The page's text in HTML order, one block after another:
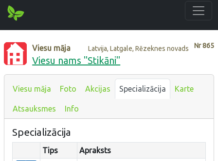
Nr865
Viesu māja Latvija, Latgale, Rēzeknes novads
Viesu nams "Stikāni"
Viesu māja Foto Akcijas Specializācija Karte
Atsauksmes Info
Specializācija
Tips
Apraksts